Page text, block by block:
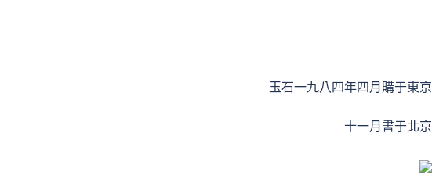
玉石一九八四年四月購于東京
十一月書于北京